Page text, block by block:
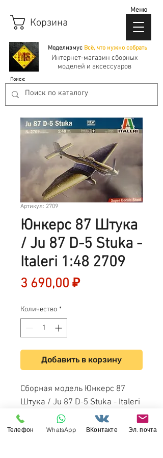
Моделизмус Всё, что нужно собрать
Корзина
Интернет-магазин сборных
моделей и аксессуаров
Поиск:
Меню
Артикул: 2709
Юнкерс 87 Штука
/ Ju 87 D-5 Stuka -
Italeri 1:48 2709
3 690,00 ₽Цена
Количество *
Добавить в корзину
Сборная модель Юнкерс 87
Штука / Ju 87 D-5 Stuka - Italeri
Телефон WhatsApp ВКонтакте Эл. почта